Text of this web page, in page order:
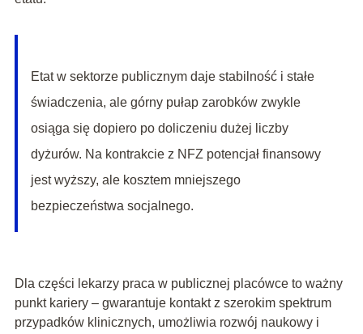
Etat w sektorze publicznym daje stabilność i stałe
świadczenia, ale górny pułap zarobków zwykle
osiąga się dopiero po doliczeniu dużej liczby
dyżurów. Na kontrakcie z NFZ potencjał finansowy
jest wyższy, ale kosztem mniejszego
bezpieczeństwa socjalnego.
Dla części lekarzy praca w publicznej placówce to ważny
punkt kariery – gwarantuje kontakt z szerokim spektrum
przypadków klinicznych, umożliwia rozwój naukowy i